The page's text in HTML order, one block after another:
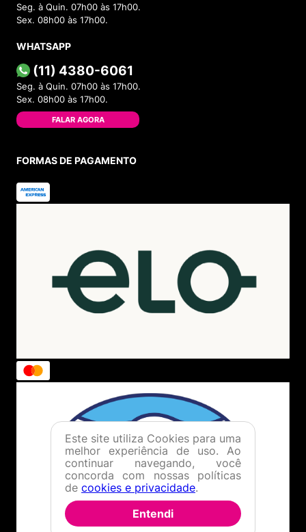
Seg. à Quin. 07h00 às 17h00.
Sex. 08h00 às 17h00.
WHATSAPP
(11) 4380-6061
Seg. à Quin. 07h00 às 17h00.
Sex. 08h00 às 17h00.
FALAR AGORA
FORMAS DE PAGAMENTO
Este site utiliza Cookies para uma
melhor experiência de uso. Ao
continuar navegando, você
concorda com nossas políticas
de cookies e privacidade.
Entendi